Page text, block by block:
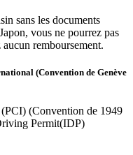
sans les documents
vous ne pourrez pas
remboursement.
(Convention de Genève
(Convention de 1949
Permit(IDP)